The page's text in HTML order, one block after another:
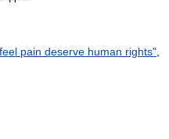
pain deserve human rights"